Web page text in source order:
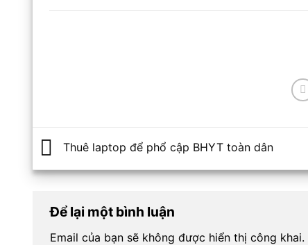
Thuê laptop để phổ cập BHYT toàn dân
Để lại một bình luận
Email của bạn sẽ không được hiển thị công khai.